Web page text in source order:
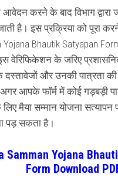
करने के बाद विभाग द्वारा
है। इस प्रक्रिया को पूरा
Yojana Bhautik Satyapan
वेरिफिकेशन के जरिए
और उनकी पात्रता की
आपके फॉर्म में कोई गड़बड़ी
मैया सम्मान योजना सत्यापन
पड़ सकता है।
Samman Yojana
Form Download